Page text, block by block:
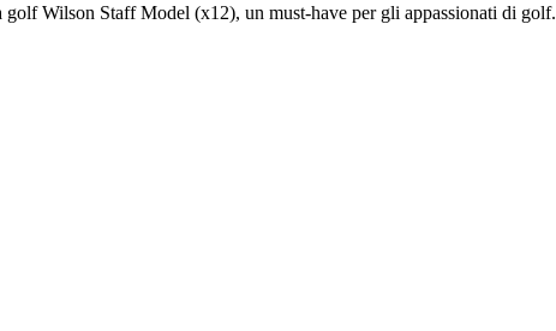
golf Wilson Staff Model (x12), un must-have per gli appassionati di golf.